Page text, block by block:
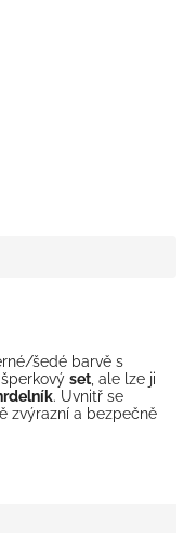
šedé barvě s
set, ale lze ji
. Uvnitř se
zvýrazní a bezpečně